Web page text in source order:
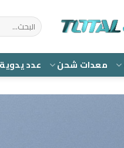
البحث
عن:
معدات شحن عدد يدوية